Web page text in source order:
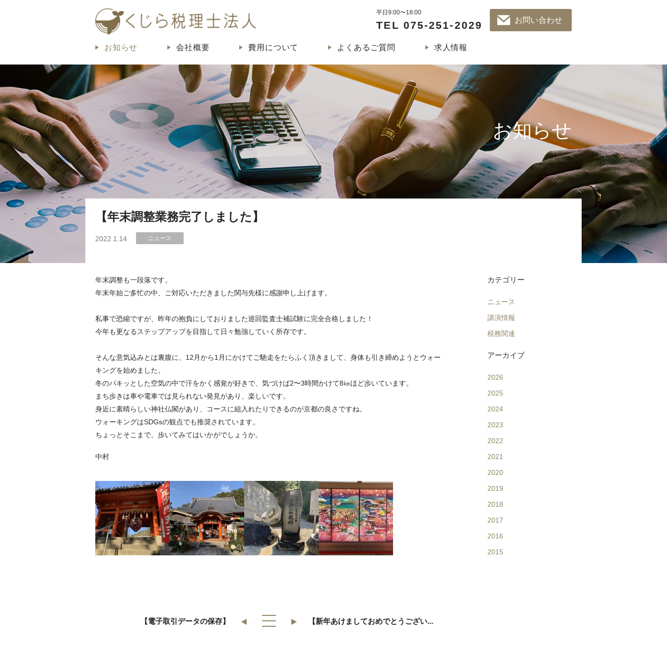
お知らせ 会社概要 費用について よくあるご質問 求人情報
平日9:00〜18:00
TEL 075-251-2029 お問い合わせ
お知らせ
【年末調整業務完了しました】
2022.1.14 ニュース
年末調整も一段落です。
年末年始ご多忙の中、ご対応いただきました関与先様に感謝申し上げます。
私事で恐縮ですが、昨年の抱負にしておりました巡回監査士補試験に完全合格しました！
今年も更なるステップアップを目指して日々勉強していく所存です。
そんな意気込みとは裏腹に、12月から1月にかけてご馳走をたらふく頂きまして、身体も引き締めようとウォー
キングを始めました。
冬のパキッとした空気の中で汗をかく感覚が好きで、気づけば2〜3時間かけて8㎞ほど歩いています。
まち歩きは車や電車では見られない発見があり、楽しいです。
身近に素晴らしい神社仏閣があり、コースに組入れたりできるのが京都の良さですね。
ウォーキングはSDGsの観点でも推奨されています。
ちょっとそこまで。歩いてみてはいかがでしょうか。
中村
【電子取引データの保存】 【新年あけましておめでとうござい...
カテゴリー
ニュース
講演情報
税務関連
アーカイブ
2026
2025
2024
2023
2022
2021
2020
2019
2018
2017
2016
2015